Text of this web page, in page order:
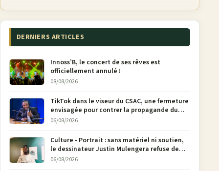
DERNIERS ARTICLES
Innoss’B, le concert de ses rêves est
officiellement annulé !
08/08/2026
TikTok dans le viseur du CSAC, une fermeture
envisagée pour contrer la propagande du
M23
06/08/2026
Culture - Portrait : sans matériel ni soutien,
le dessinateur Justin Mulengera refuse de
poser son crayon
06/08/2026